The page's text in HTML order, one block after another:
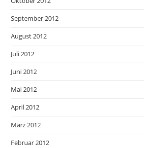
September 2012
August 2012
Juli 2012
Juni 2012
Mai 2012
April 2012
März 2012
Februar 2012